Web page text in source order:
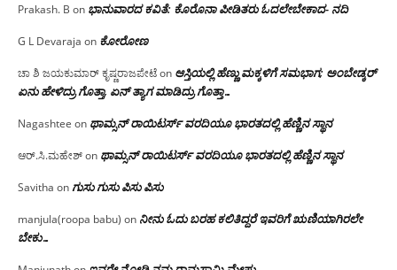
Prakash. B on ಭಾನುವಾರದ ಕವಿತೆ: ಕೊರೊನಾ ಪೀಡಿತರು ಓದಲೇಬೇಕಾದ- ನದಿ
G L Devaraja on ಕೋರೋಣ
ಚಾ ಶಿ ಜಯಕುಮಾರ್ ಕೃಷ್ಣರಾಜಪೇಟೆon ಆಸ್ತಿಯಲ್ಲಿ ಹೆಣ್ಣು ಮಕ್ಕಳಿಗೆ ಸಮಭಾಗ; ಅಂಬೇಡ್ಕರ್
ಏನು ಹೇಳಿದ್ರು ಗೊತ್ತಾ, ಏನ್ ತ್ಯಾಗ ಮಾಡಿದ್ರು ಗೊತ್ತಾ…
Nagashtee on ಥಾಮ್ಸನ್ ರಾಯಿಟರ್ಸ್ ವರದಿಯೂ ಭಾರತದಲ್ಲಿ ಹೆಣ್ಣಿನ ಸ್ಥಾನ‌
ಆರ್.ಸಿ.ಮಹೇಶ್on ಥಾಮ್ಸನ್ ರಾಯಿಟರ್ಸ್ ವರದಿಯೂ ಭಾರತದಲ್ಲಿ ಹೆಣ್ಣಿನ ಸ್ಥಾನ‌
Savitha onಗುಸು ಗುಸು ಪಿಸು ಪಿಸು
manjula(roopa babu) on ನೀನು ಓದು ಬರಹ ಕಲಿತಿದ್ದರೆ ಇವರಿಗೆ ಋಣಿಯಾಗಿರಲೇ
ಬೇಕು…